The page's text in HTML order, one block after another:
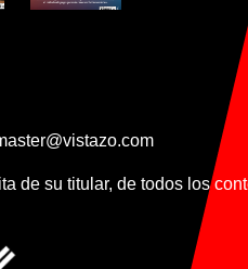
de su titular, de todos los